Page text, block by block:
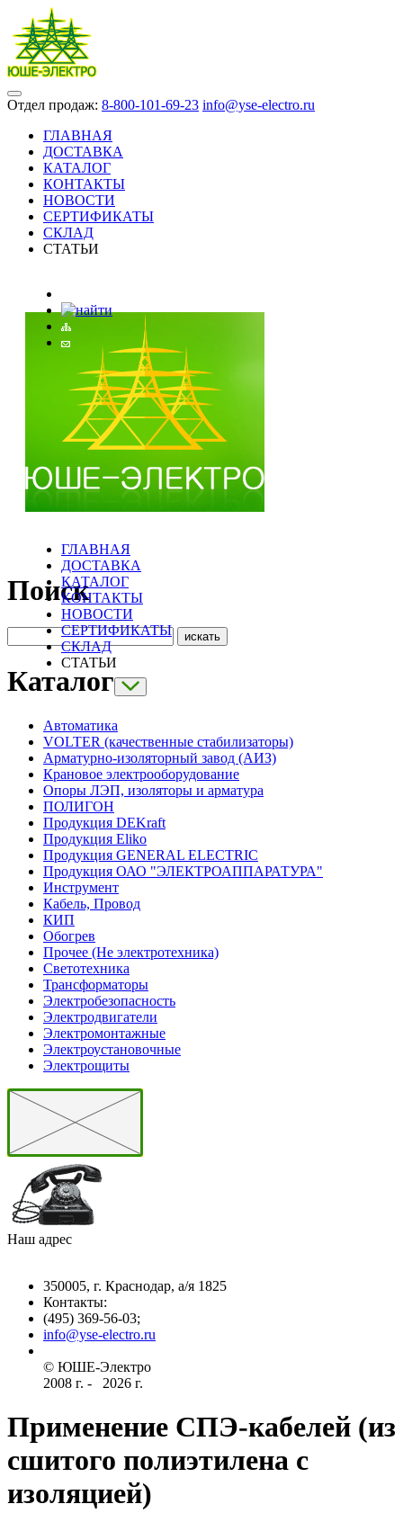
Отдел продаж: 8-800-101-69-23 info@yse-electro.ru
ГЛАВНАЯ
ДОСТАВКА
КАТАЛОГ
КОНТАКТЫ
НОВОСТИ
СЕРТИФИКАТЫ
СКЛАД
СТАТЬИ
ГЛАВНАЯ
ДОСТАВКА
КАТАЛОГ
КОНТАКТЫ
НОВОСТИ
СЕРТИФИКАТЫ
СКЛАД
СТАТЬИ
Поиск
Каталог
Автоматика
VOLTER (качественные стабилизаторы)
Арматурно-изоляторный завод (АИЗ)
Крановое электрооборудование
Опоры ЛЭП, изоляторы и арматура
ПОЛИГОН
Продукция DEKraft
Продукция Eliko
Продукция GENERAL ELECTRIC
Продукция ОАО "ЭЛЕКТРОАППАРАТУРА"
Инструмент
Кабель, Провод
КИП
Обогрев
Прочее (Не электротехника)
Светотехника
Трансформаторы
Электробезопасность
Электродвигатели
Электромонтажные
Электроустановочные
Электрощиты
Наш адрес
350005, г. Краснодар, а/я 1825
Контакты: ­
(495) 369-56-03;
info@yse-electro.ru­
© ЮШЕ-Эл­ектро ­
2008 г­. - ­ ­­­­­
2026 г.
Применение СПЭ-кабелей (из
сшитого полиэтилена с
изоляцией)